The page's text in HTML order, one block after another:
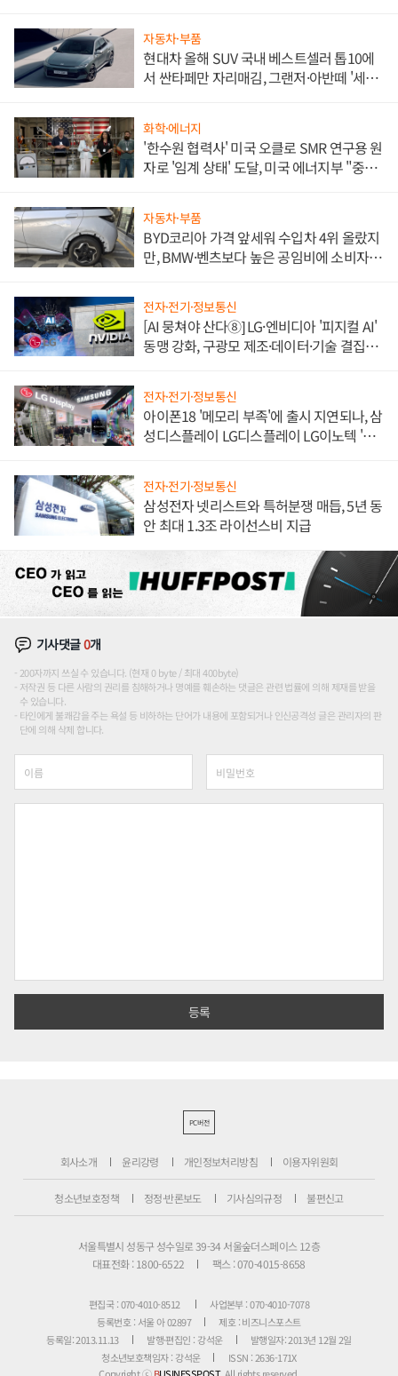
자동차·부품
현대차 올해 SUV 국내 베스트셀러 톱10에
서 싼타페만 자리매김, 그랜저·아반떼 '세단
화학·에너지
'한수원 협력사' 미국 오클로 SMR 연구용 원
자로 '임계 상태' 도달, 미국 에너지부 "중요
자동차·부품
BYD코리아 가격 앞세워 수입차 4위 올랐지
만, BMW·벤츠보다 높은 공임비에 소비자
전자·전기·정보통신
[AI 뭉쳐야 산다⑧] LG·엔비디아 '피지컬 AI'
동맹 강화, 구광모 제조·데이터·기술 결집
전자·전기·정보통신
아이폰18 '메모리 부족'에 출시 지연되나, 삼
성디스플레이 LG디스플레이 LG이노텍 '탈
전자·전기·정보통신
삼성전자 넷리스트와 특허분쟁 매듭, 5년 동
안 최대 1.3조 라이선스비 지급
기사댓글0개
200자까지 쓰실 수 있습니다. (현재 0 byte / 최대 400byte)
저작권 등 다른 사람의 권리를 침해하거나 명예를 훼손하는 댓글은 관련 법률에 의해 제재를 받을
수 있습니다.
타인에게 불쾌감을 주는 욕설 등 비하하는 단어가 내용에 포함되거나 인신공격성 글은 관리자의 판
단에 의해 삭제 합니다.
PC버전
회사소개 윤리강령 개인정보처리방침 이용자위원회
청소년보호정책 정정·반론보도 기사심의규정 불편신고
서울특별시 성동구 성수일로 39-34 서울숲더스페이스 12층
대표전화 : 1800-6522
팩스 : 070-4015-8658
편집국 : 070-4010-8512
사업본부 : 070-4010-7078
등록번호 : 서울 아 02897
제호 : 비즈니스포스트
등록일: 2013.11.13
발행·편집인 : 강석운
발행일자: 2013년 12월 2일
청소년보호책임자 : 강석운
ISSN : 2636-171X